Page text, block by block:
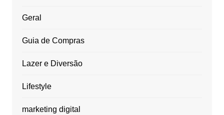
Geral
Guia de Compras
Lazer e Diversão
Lifestyle
marketing digital